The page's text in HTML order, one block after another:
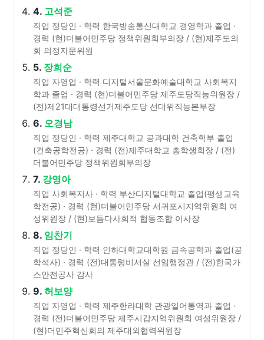
4. 고석준
직업 정당인 · 학력 한국방송통신대학교 경영학과 졸업 ·
경력 (현)더불어민주당 정책위원회부의장 / (현)제주도의
회 의정자문위원
5. 장희순
직업 자영업 · 학력 디지털서울문화예술대학교 사회복지
학과 졸업 · 경력 (현)더불어민주당 제주도당직능위원장 /
(전)제21대대통령선거제주도당 선대위직능본부장
6. 오경남
직업 정당인 · 학력 제주대학교 공과대학 건축학부 졸업
(건축공학전공) · 경력 (전)제주대학교 총학생회장 / (전)
더불어민주당 정책위원회부의장
7. 강영아
직업 사회복지사 · 학력 부산디지털대학교 졸업(평생교육
학전공) · 경력 (현)더불어민주당 서귀포시지역위원회 여
성위원장 / (현)보듬다사회적 협동조합 이사장
8. 임찬기
직업 정당인 · 학력 인하대학교대학원 금속공학과 졸업(공
학석사) · 경력 (전)대통령비서실 선임행정관 / (전)한국가
스안전공사 감사
9. 허보양
직업 자영업 · 학력 제주한라대학 관광일어통역과 졸업 ·
경력 (전)더불어민주당 제주시갑지역위원회 여성위원장 /
(현)더민주혁신회의 제주대외협력위원장